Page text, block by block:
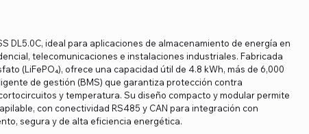
DL5.0C, ideal para aplicaciones de almacenamiento de energía en
telecomunicaciones e instalaciones industriales. Fabricada
(LiFePO₄), ofrece una capacidad útil de 4.8 kWh, más de 6,000
de gestión (BMS) que garantiza protección contra
y temperatura. Su diseño compacto y modular permite
con conectividad RS485 y CAN para integración con
segura y de alta eficiencia energética.